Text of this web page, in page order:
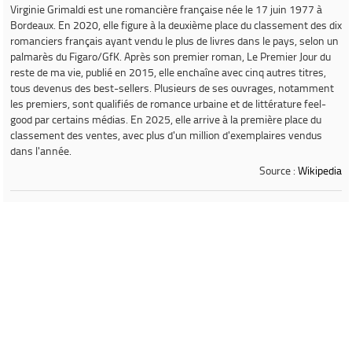
Virginie Grimaldi est une romancière française née le 17 juin 1977 à
Bordeaux. En 2020, elle figure à la deuxième place du classement des dix
romanciers français ayant vendu le plus de livres dans le pays, selon un
palmarès du Figaro/GfK. Après son premier roman, Le Premier Jour du
reste de ma vie, publié en 2015, elle enchaîne avec cinq autres titres,
tous devenus des best-sellers. Plusieurs de ses ouvrages, notamment
les premiers, sont qualifiés de romance urbaineet de littérature feel-
good par certains médias. En 2025, elle arrive à la première place du
classement des ventes, avec plus d'un million d'exemplaires vendus
dans l'année.
Source : Wikipedia